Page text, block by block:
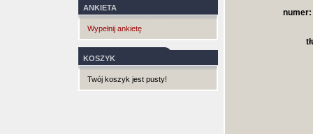
ANKIETA
Wypełnij ankietę
KOSZYK
Twój koszyk jest pusty!
numer: